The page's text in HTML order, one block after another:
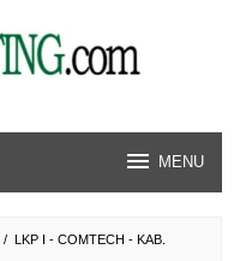
MENU
/ LKP I - COMTECH - KAB.